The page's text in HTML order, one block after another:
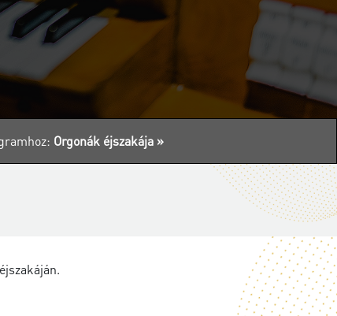
Orgonák éjszakája »